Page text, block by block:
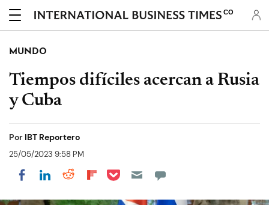
CO
MUNDO
Tiempos difíciles acercan a Rusia
y Cuba
Por IBT Reportero
25/05/2023 9:58 PM
Share on Facebook
Share on LinkedIn
Share on Reddit
Share on Flipboard
Share on Pocket